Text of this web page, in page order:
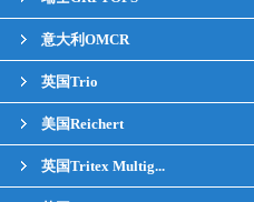
意大利OMCR
英国Trio
美国Reichert
英国Tritex Multig...